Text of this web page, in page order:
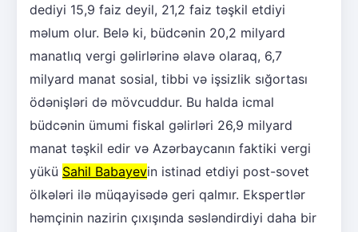
dediyi 15,9 faiz deyil, 21,2 faiz təşkil etdiyi
məlum olur. Belə ki, büdcənin 20,2 milyard
manatlıq vergi gəlirlərinə əlavə olaraq, 6,7
milyard manat sosial, tibbi və işsizlik sığortası
ödənişləri də mövcuddur. Bu halda icmal
büdcənin ümumi fiskal gəlirləri 26,9 milyard
manat təşkil edir və Azərbaycanın faktiki vergi
yükü Sahil Babayevin istinad etdiyi post-sovet
ölkələri ilə müqayisədə geri qalmır. Ekspertlər
həmçinin nazirin çıxışında səsləndirdiyi daha bir